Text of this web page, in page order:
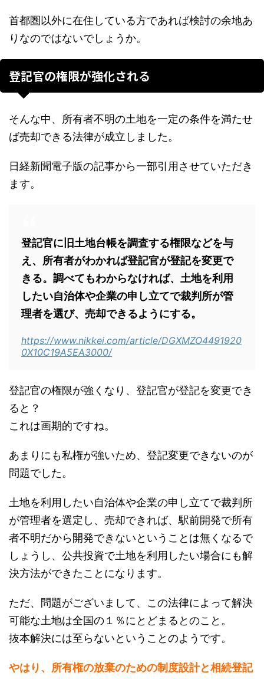
首都圏以外に在住している方であれば検討の余地あ
りなのではないでしょうか。
登記官の権限が強化される
そんな中、所有者不明の土地を一定の条件を満たせ
ば売却できる法律が成立しました。
日経新聞電子版の記事から一部引用させていただき
ます。
登記官に旧土地台帳を調査する権限などを与
え、所有者がわかれば登記官が登記を変更で
きる。調べてもわからなければ、土地を利用
したい自治体や企業の申し立てで裁判所が管
理者を選び、売却できるようにする。
https://www.nikkei.com/article/DGXMZO4491920
0X10C19A5EA3000/
登記官の権限が強くなり、登記官が登記を変更でき
ると？
これは画期的ですね。
あまりにも私権が強いため、登記変更できないのが
問題でした。
土地を利用したい自治体や企業の申し立てで裁判所
が管理者を選定し、売却できれば、駅前開発で所有
者不明だから開発できないということは無くなるで
しょうし、公共投資で土地を利用したい場合にも解
決方法ができたことになります。
ただ、問題がございまして、この法律によって解決
可能な土地は全国の１％にとどまるとのこと。
抜本解決には至らないということのようです。
やはり、所有権の放棄のための制度設計と相続登記